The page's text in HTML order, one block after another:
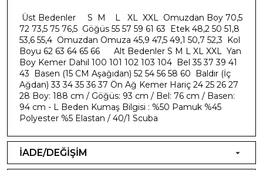
Üst Bedenler S M L XL XXL Omuzdan Boy 70,5
72 73,5 75 76,5 Göğüs 55 57 59 61 63 Etek 48,2 50 51,8
53,6 55,4 Omuzdan Omuza 45,9 47,5 49,1 50,7 52,3 Kol
Boyu 62 63 64 65 66 Alt Bedenler S M L XL XXL Yan
Boy Kemer Dahil 100 101 102 103 104 Bel 35 37 39 41
43 Basen (15 CM Aşağıdan) 52 54 56 58 60 Baldır (İç
Ağdan) 33 34 35 36 37 Ön Ağ Kemer Hariç 24 25 26 27
28 Boy: 188 cm / Göğüs: 93 cm / Bel: 76 cm / Basen:
94 cm - L Beden Kumaş Bilgisi : %50 Pamuk %45
Polyester %5 Elastan / 40/1 Scuba
İADE/DEĞİŞİM